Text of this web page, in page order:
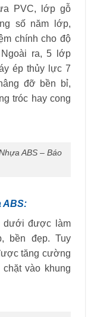
PVC, lớp gỗ
số năm lớp,
chính cho độ
ra, 5 lớp
ép thủy lực 7
đỡ bền bỉ,
tróc hay cong
ABS – Báo
ABS:
dưới được làm
bền đẹp. Tuy
tăng cường
vào khung